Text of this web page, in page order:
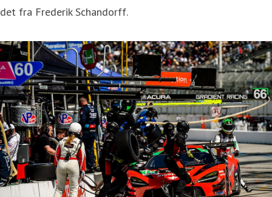
det fra Frederik Schandorff.